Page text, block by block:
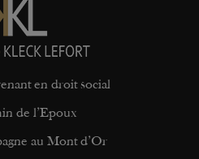
en droit social
de l’Epoux
au Mont d’Or